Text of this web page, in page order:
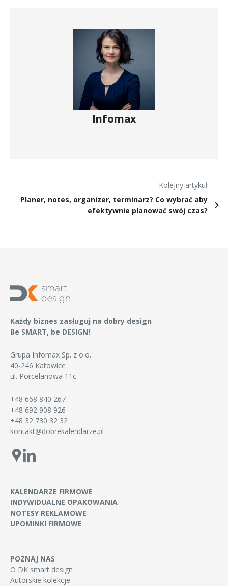
Infomax
Kolejny artykuł
Planer, notes, organizer, terminarz? Co wybrać aby
efektywnie planować swój czas?
Każdy biznes zasługuj na dobry design
Be SMART, be DESIGN!
Grupa Infomax Sp. z o.o.
40-246 Katowice
ul. Porcelanowa 11c
+48 668 840 267
+48 692 908 926
+48 32 730 32 32
kontakt@dobrekalendarze.pl
KALENDARZE FIRMOWE
INDYWIDUALNE OPAKOWANIA
NOTESY REKLAMOWE
UPOMINKI FIRMOWE
POZNAJ NAS
O DK smart design
Autorskie kolekcje